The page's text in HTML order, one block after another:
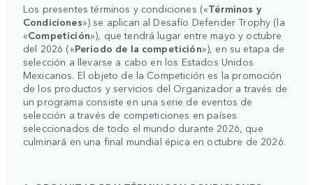
Los presentes términos y condiciones («Términos y
Condiciones») se aplican al Desafío Defender Trophy (la
«Competición»), que tendrá lugar entre mayo y octubre
del 2026 («Periodo de la competición»), en su etapa de
selección a llevarse a cabo en los Estados Unidos
Mexicanos. El objeto de la Competición es la promoción
de los productos y servicios del Organizador a través de
un programa consiste en una serie de eventos de
selección a través de competiciones en países
seleccionados de todo el mundo durante 2026, que
culminará en una final mundial épica en octubre de 2026.